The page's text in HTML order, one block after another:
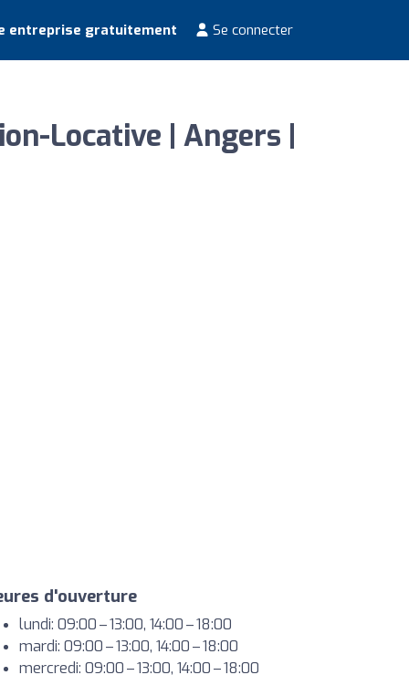
entreprise gratuitement Se connecter
Locative | Angers |
d'ouverture
lundi: 09:00 – 13:00, 14:00 – 18:00
mardi: 09:00 – 13:00, 14:00 – 18:00
mercredi: 09:00 – 13:00, 14:00 – 18:00